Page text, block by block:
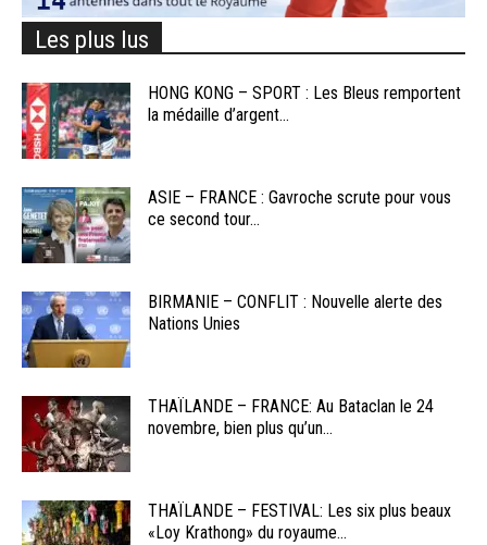
Les plus lus
HONG KONG – SPORT : Les Bleus remportent
la médaille d’argent...
ASIE – FRANCE : Gavroche scrute pour vous
ce second tour...
BIRMANIE – CONFLIT : Nouvelle alerte des
Nations Unies
THAÏLANDE – FRANCE: Au Bataclan le 24
novembre, bien plus qu’un...
THAÏLANDE – FESTIVAL: Les six plus beaux
«Loy Krathong» du royaume...